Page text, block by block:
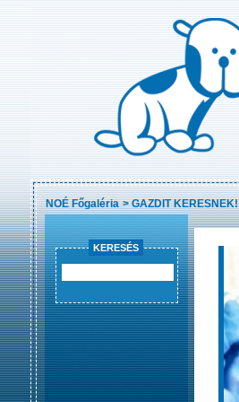
NOÉ Főgaléria >GAZDIT KERESNEK!
KERESÉS